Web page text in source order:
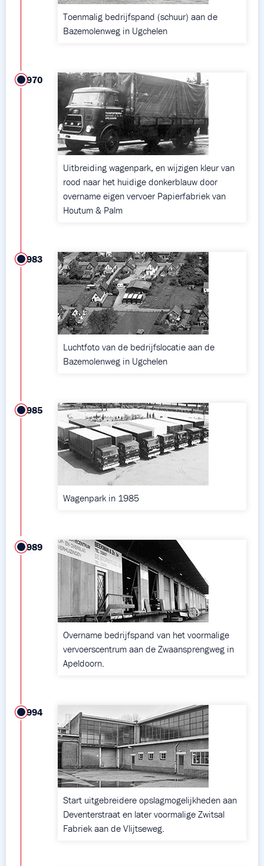
Toenmalig bedrijfspand (schuur) aan de
Bazemolenweg in Ugchelen
1970
Uitbreiding wagenpark, en wijzigen kleur van
rood naar het huidige donkerblauw door
overname eigen vervoer Papierfabriek van
Houtum & Palm
1983
Luchtfoto van de bedrijfslocatie aan de
Bazemolenweg in Ugchelen
1985
Wagenpark in 1985
1989
Overname bedrijfspand van het voormalige
vervoerscentrum aan de Zwaansprengweg in
Apeldoorn.
1994
Start uitgebreidere opslagmogelijkheden aan
Deventerstraat en later voormalige Zwitsal
Fabriek aan de Vlijtseweg.